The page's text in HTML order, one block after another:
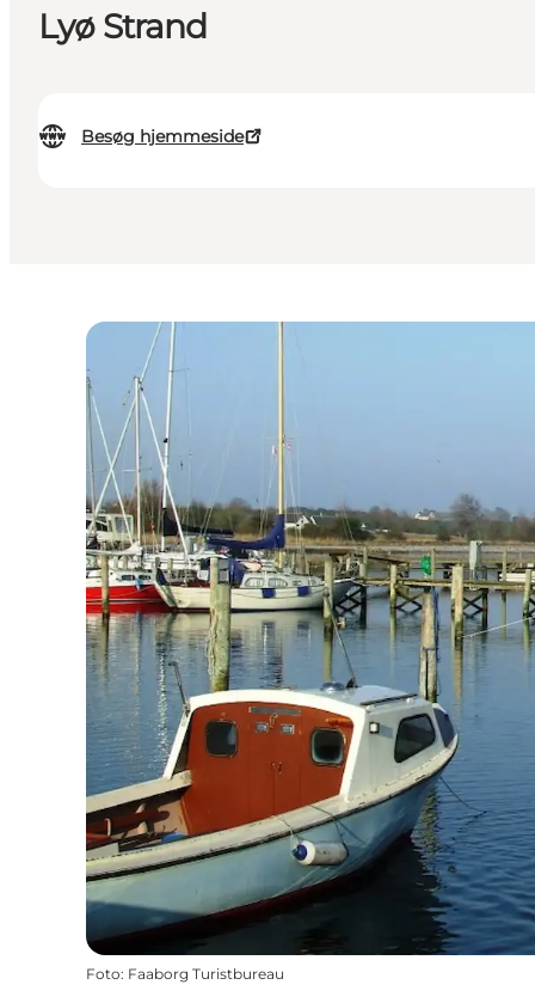
Lyø Strand
Besøg hjemmeside
Foto: Faaborg Turistbureau